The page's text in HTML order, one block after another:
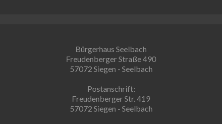
Bürgerhaus Seelbach
Freudenberger Straße 490
57072 Siegen - Seelbach
Postanschrift:
Freudenberger Str. 419
57072 Siegen - Seelbach